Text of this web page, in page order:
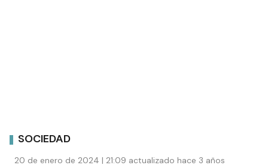
SOCIEDAD
20 de enero de 2024 | 21:09 actualizado hace 3 años